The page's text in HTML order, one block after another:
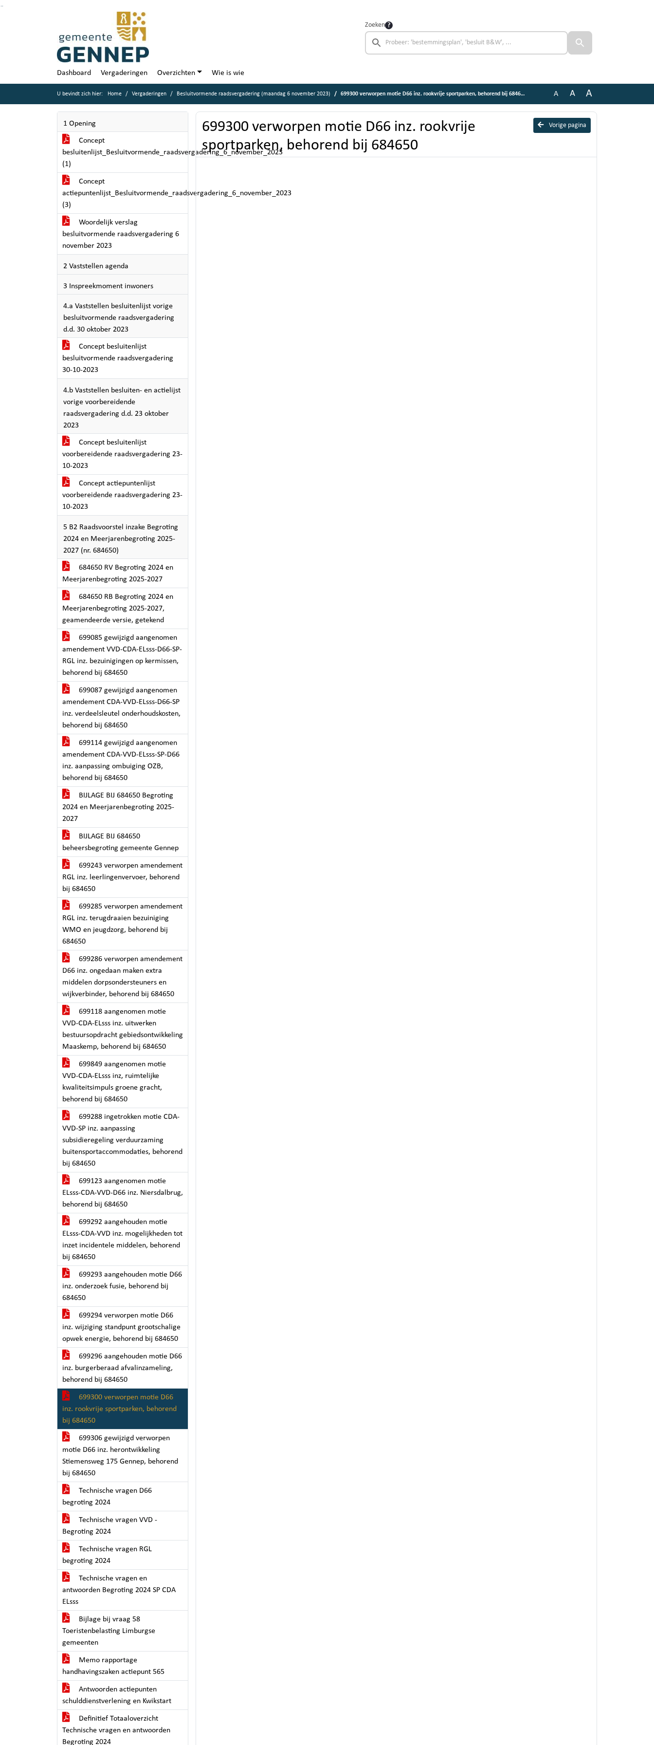
Zoeken
Dashboard Vergaderingen Overzichten Wie is wie
U bevindt zich hier: Home Vergaderingen Besluitvormende raadsvergadering (maandag 6 november 2023) 699300 verworpen motie D66 inz. rookvrije sportparken, behorend bij 684650 A A A
1 Opening
Concept
besluitenlijst_Besluitvormende_raadsvergadering_6_november_2023
(1)
Concept
actiepuntenlijst_Besluitvormende_raadsvergadering_6_november_2023
(3)
Woordelijk verslag
besluitvormende raadsvergadering 6
november 2023
2 Vaststellen agenda
3 Inspreekmoment inwoners
4.a Vaststellen besluitenlijst vorige
besluitvormende raadsvergadering
d.d. 30 oktober 2023
Concept besluitenlijst
besluitvormende raadsvergadering
30-10-2023
4.b Vaststellen besluiten- en actielijst
vorige voorbereidende
raadsvergadering d.d. 23 oktober
2023
Concept besluitenlijst
voorbereidende raadsvergadering 23-
10-2023
Concept actiepuntenlijst
voorbereidende raadsvergadering 23-
10-2023
5 B2 Raadsvoorstel inzake Begroting
2024 en Meerjarenbegroting 2025-
2027 (nr. 684650)
684650 RV Begroting 2024 en
Meerjarenbegroting 2025-2027
684650 RB Begroting 2024 en
Meerjarenbegroting 2025-2027,
geamendeerde versie, getekend
699085 gewijzigd aangenomen
amendement VVD-CDA-ELsss-D66-SP-
RGL inz. bezuinigingen op kermissen,
behorend bij 684650
699087 gewijzigd aangenomen
amendement CDA-VVD-ELsss-D66-SP
inz. verdeelsleutel onderhoudskosten,
behorend bij 684650
699114 gewijzigd aangenomen
amendement CDA-VVD-ELsss-SP-D66
inz. aanpassing ombuiging OZB,
behorend bij 684650
BIJLAGE BIJ 684650 Begroting
2024 en Meerjarenbegroting 2025-
2027
BIJLAGE BIJ 684650
beheersbegroting gemeente Gennep
699243 verworpen amendement
RGL inz. leerlingenvervoer, behorend
bij 684650
699285 verworpen amendement
RGL inz. terugdraaien bezuiniging
WMO en jeugdzorg, behorend bij
684650
699286 verworpen amendement
D66 inz. ongedaan maken extra
middelen dorpsondersteuners en
wijkverbinder, behorend bij 684650
699118 aangenomen motie
VVD-CDA-ELsss inz. uitwerken
bestuursopdracht gebiedsontwikkeling
Maaskemp, behorend bij 684650
699849 aangenomen motie
VVD-CDA-ELsss inz, ruimtelijke
kwaliteitsimpuls groene gracht,
behorend bij 684650
699288 ingetrokken motie CDA-
VVD-SP inz. aanpassing
subsidieregeling verduurzaming
buitensportaccommodaties, behorend
bij 684650
699123 aangenomen motie
ELsss-CDA-VVD-D66 inz. Niersdalbrug,
behorend bij 684650
699292 aangehouden motie
ELsss-CDA-VVD inz. mogelijkheden tot
inzet incidentele middelen, behorend
bij 684650
699293 aangehouden motie D66
inz. onderzoek fusie, behorend bij
684650
699294 verworpen motie D66
inz. wijziging standpunt grootschalige
opwek energie, behorend bij 684650
699296 aangehouden motie D66
inz. burgerberaad afvalinzameling,
behorend bij 684650
699300 verworpen motie D66
inz. rookvrije sportparken, behorend
bij 684650
699306 gewijzigd verworpen
motie D66 inz. herontwikkeling
Stiemensweg 175 Gennep, behorend
bij 684650
Technische vragen D66
begroting 2024
Technische vragen VVD -
Begroting 2024
Technische vragen RGL
begroting 2024
Technische vragen en
antwoorden Begroting 2024 SP CDA
ELsss
Bijlage bij vraag 58
Toeristenbelasting Limburgse
gemeenten
Memo rapportage
handhavingszaken actiepunt 565
Antwoorden actiepunten
schulddienstverlening en Kwikstart
Definitief Totaaloverzicht
Technische vragen en antwoorden
Begroting 2024
Vorige pagina
699300 verworpen motie D66 inz. rookvrije
sportparken, behorend bij 684650